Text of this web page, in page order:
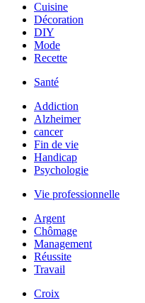
Cuisine
Décoration
DIY
Mode
Recette
Santé
Addiction
Alzheimer
cancer
Fin de vie
Handicap
Psychologie
Vie professionnelle
Argent
Chômage
Management
Réussite
Travail
Croix